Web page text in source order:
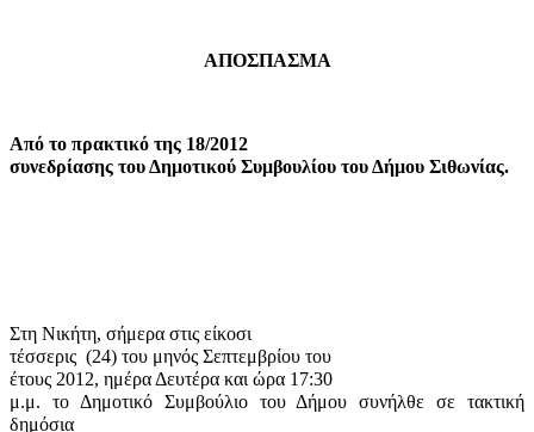
ΑΠΟΣΠΑΣΜΑ
Από το πρακτικό της 18/2012
συνεδρίασης του Δημοτικού Συμβουλίου του Δήμου Σιθωνίας.
Στη Νικήτη, σήμερα στις είκοσι
τέσσερις (24) του μηνός Σεπτεμβρίου του
έτους 2012, ημέρα Δευτέρα και ώρα 17:30
μ.μ. το Δημοτικό Συμβούλιο του Δήμου συνήλθε σε τακτική
δημόσια